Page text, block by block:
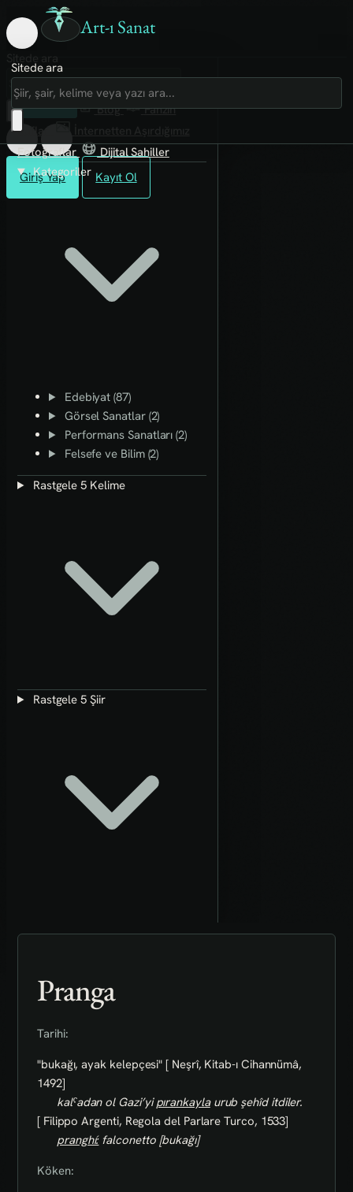
Art-ı Sanat
Giriş Yap Kayıt Ol
Sitede ara
Art-ı Sosyal
İmece
Kütüphane
Blog
Fanzin
Rafları
Fotoğraflar
Dijital Sahiller
Kategoriler
Edebiyat (87)
Görsel Sanatlar (2)
Performans Sanatları (2)
Felsefe ve Bilim (2)
Rastgele 5 Kelime
Rastgele 5 Şiir
Pranga
Tarihi:
"bukağı, ayak kelepçesi" [ Neşrî, Kitab-ı Cihannümâ,
1492]
kalˁadan ol Gazi’yipırankaylaurub şehîd itdiler.
[ Filippo Argenti, Regola del Parlare Turco, 1533]
pranghí:falconetto [bukağı]
Köken: